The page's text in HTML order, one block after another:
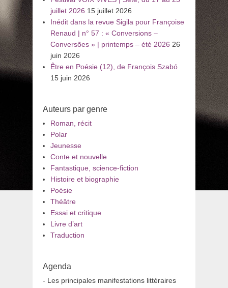
juillet 2026 15 juillet 2026
Inédit dans la revue Sigila pour Françoise
Renaud | n° 57 : « Conversions –
Conversões » | printemps – été 2026 26
juin 2026
Être en Poésie (12), de François Szabó
15 juin 2026
Auteurs par genre
Roman, récit
Polar
Jeunesse
Conte et nouvelle
Fantastique, science-fiction
Histoire et biographie
Poésie
Théâtre
Essai et critique
Livre d’art
Traduction
Agenda
- Les principales manifestations littéraires